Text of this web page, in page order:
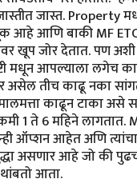
जास्त. Property
आहे आणि बाकी MF
खूप जोर देतात. पण
मधून आपल्याला लगेच
असेल तीच काढू नका
काढून टाका असे
1 ते 6 महिने लागतात.
ऑप्शन आहेत अणि
असणार आहे जो की
आता.